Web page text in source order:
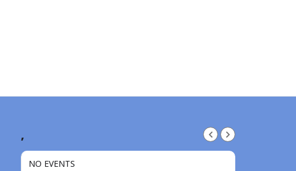
,
NO EVENTS